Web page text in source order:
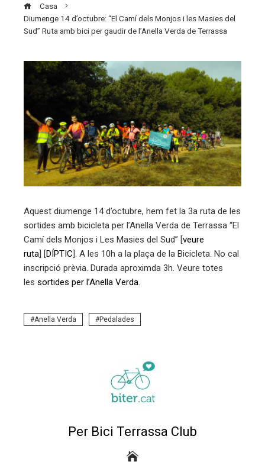
Casa
Diumenge 14 d’octubre: “El Camí dels Monjos i les Masies del
Sud” Ruta amb bici per gaudir de l’Anella Verda de Terrassa
Aquest diumenge 14 d’octubre, hem fet la 3a ruta de les
sortides amb bicicleta per l’Anella Verda de Terrassa “El
Camí dels Monjos i Les Masies del Sud” [veure
ruta] [DÍPTIC]. A les 10h a la plaça de la Bicicleta. No cal
inscripció prèvia. Durada aproximda 3h. Veure totes
les sortides per l’Anella Verda.
Anella Verda Pedalades
Per Bici Terrassa Club